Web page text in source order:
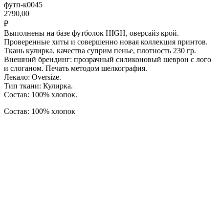
футп-к0045
2790,00
₽
Выполнены на базе футболок HIGH, оверсайз крой.
Проверенные хиты и совершенно новая коллекция принтов.
Ткань кулирка, качества суприм пенье, плотность 230 гр.
Внешний брендинг: прозрачный силиконовый шеврон с лого
и слоганом. Печать методом шелкография.
Лекало: Oversize.
Тип ткани: Кулирка.
Состав: 100% хлопок.
Состав: 100% хлопок